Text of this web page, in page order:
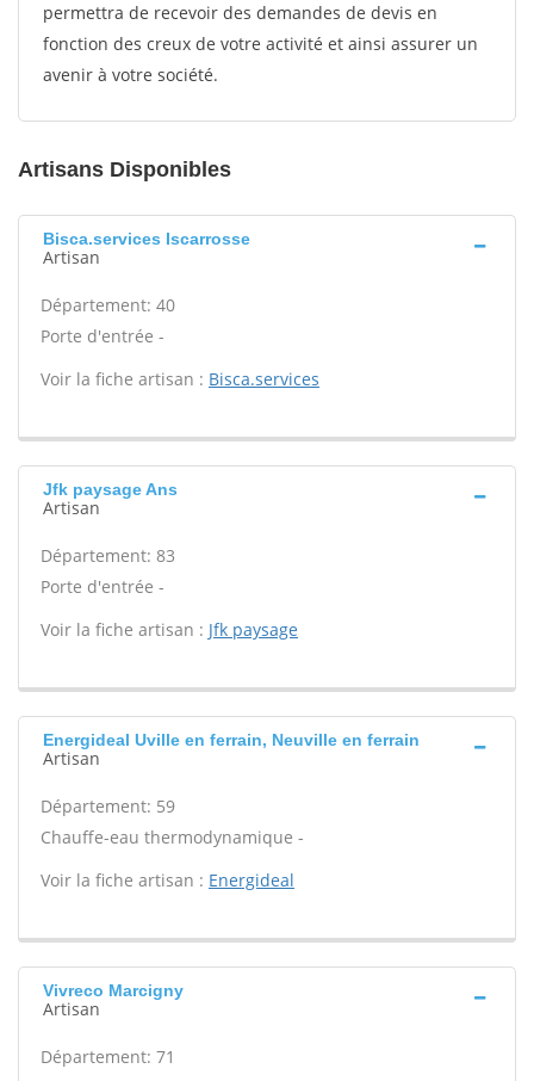
permettra de recevoir des demandes de devis en
fonction des creux de votre activité et ainsi assurer un
avenir à votre société.
Artisans Disponibles
Bisca.services Iscarrosse
Artisan
Département: 40
Porte d'entrée -
Voir la fiche artisan : Bisca.services
Jfk paysage Ans
Artisan
Département: 83
Porte d'entrée -
Voir la fiche artisan : Jfk paysage
Energideal Uville en ferrain, Neuville en ferrain
Artisan
Département: 59
Chauffe-eau thermodynamique -
Voir la fiche artisan : Energideal
Vivreco Marcigny
Artisan
Département: 71